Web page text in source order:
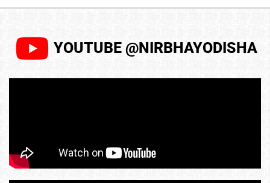
YOUTUBE @NIRBHAYODISHA